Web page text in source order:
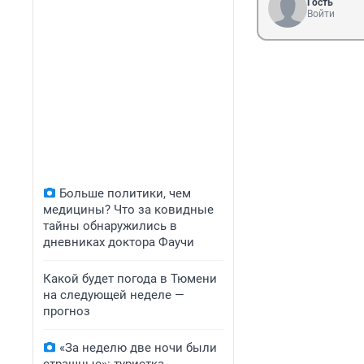
Больше политики, чем
медицины? Что за ковидные
тайны обнаружились в
дневниках доктора Фаучи
Какой будет погода в Тюмени
на следующей неделе —
прогноз
«За неделю две ночи были
Гость
Войти